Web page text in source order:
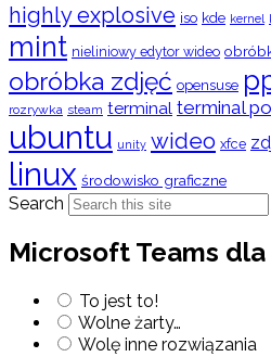
highly explosive iso kde kernel
mint nieliniowy edytor wideo
obróbka zdjęć opensuse
rozrywka steam terminal terminal
ubuntu unity wideo xfce
linux środowisko graficzne
Search
Microsoft Teams dla
To jest to!
Wolne żarty…
Wolę inne rozwiązania